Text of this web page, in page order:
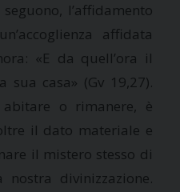
l’affidamento
affidata
«E da quell’ora il
sua casa» (Gv 19,27).
o rimanere, è
il dato materiale e
il mistero stesso di
divinizzazione.